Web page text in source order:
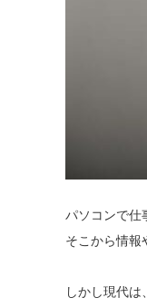
パソコンで仕
そこから情報
しかし現代